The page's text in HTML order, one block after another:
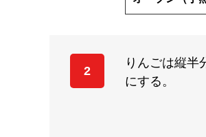
2
りんごは縦半
にする。